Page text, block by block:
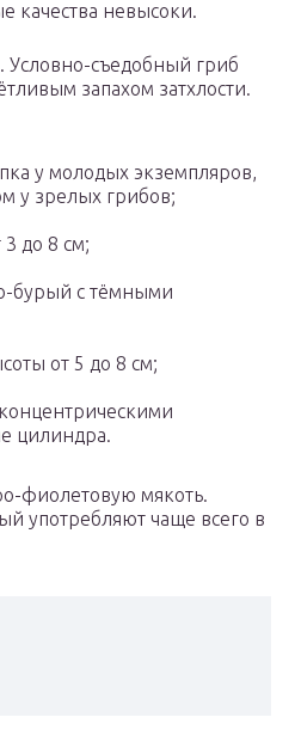
качества невысоки.
съедобный гриб
запахом затхлости.
у молодых экземпляров,
у зрелых грибов;
до 8 см;
бурый с тёмными
от 5 до 8 см;
цилиндра.
фиолетовую мякоть.
употребляют чаще всего в